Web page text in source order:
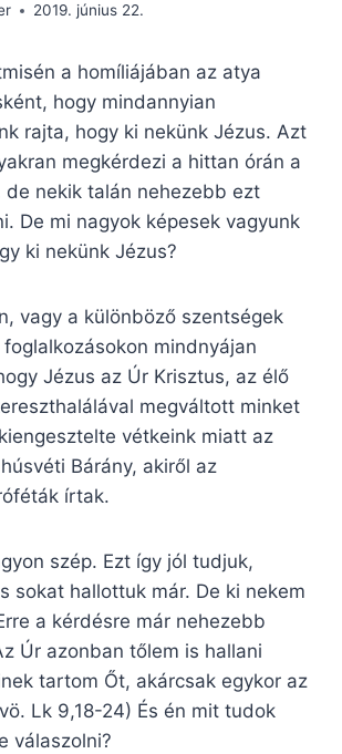
2019. június 22.
a homíliájában az atya
hogy mindannyian
rajta, hogy ki nekünk Jézus. Azt
megkérdezi a hittan órán a
de nekik talán nehezebb ezt
De mi nagyok képesek vagyunk
ki nekünk Jézus?
vagy a különböző szentségek
mindnyájan
Jézus az Úr Krisztus, az élő
megváltott minket
vétkeink miatt az
Bárány, akiről az
írtak.
szép. Ezt így jól tudjuk,
sokat hallottuk már. De ki nekem
a kérdésre már nehezebb
Úr azonban tőlem is hallani
tartom Őt, akárcsak egykor az
Lk 9,18-24) És én mit tudok
válaszolni?